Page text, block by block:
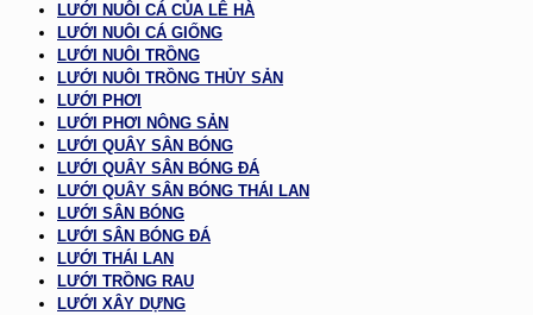
LƯỚI NUÔI CÁ CỦA LÊ HÀ
LƯỚI NUÔI CÁ GIỐNG
LƯỚI NUÔI TRỒNG
LƯỚI NUÔI TRỒNG THỦY SẢN
LƯỚI PHƠI
LƯỚI PHƠI NÔNG SẢN
LƯỚI QUÂY SÂN BÓNG
LƯỚI QUÂY SÂN BÓNG ĐÁ
LƯỚI QUÂY SÂN BÓNG THÁI LAN
LƯỚI SÂN BÓNG
LƯỚI SÂN BÓNG ĐÁ
LƯỚI THÁI LAN
LƯỚI TRỒNG RAU
LƯỚI XÂY DỰNG